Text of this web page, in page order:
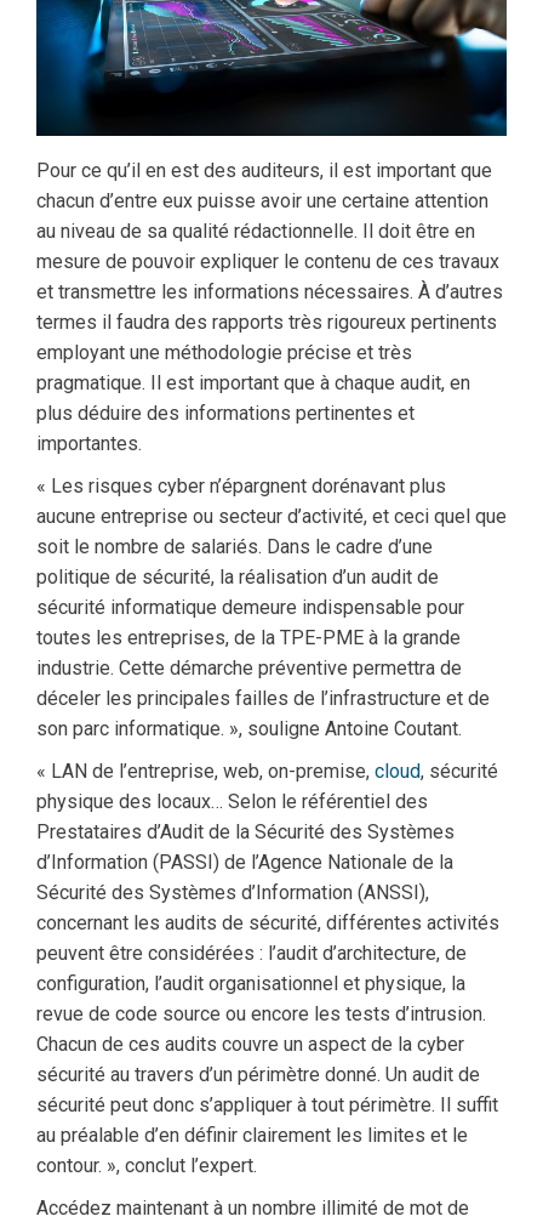
Pour ce qu’il en est des auditeurs, il est important que
chacun d’entre eux puisse avoir une certaine attention
au niveau de sa qualité rédactionnelle. Il doit être en
mesure de pouvoir expliquer le contenu de ces travaux
et transmettre les informations nécessaires. À d’autres
termes il faudra des rapports très rigoureux pertinents
employant une méthodologie précise et très
pragmatique. Il est important que à chaque audit, en
plus déduire des informations pertinentes et
importantes.
« Les risques cyber n’épargnent dorénavant plus
aucune entreprise ou secteur d’activité, et ceci quel que
soit le nombre de salariés. Dans le cadre d’une
politique de sécurité, la réalisation d’un audit de
sécurité informatique demeure indispensable pour
toutes les entreprises, de la TPE-PME à la grande
industrie. Cette démarche préventive permettra de
déceler les principales failles de l’infrastructure et de
son parc informatique. », souligne Antoine Coutant.
« LAN de l’entreprise, web, on-premise, cloud, sécurité
physique des locaux… Selon le référentiel des
Prestataires d’Audit de la Sécurité des Systèmes
d’Information (PASSI) de l’Agence Nationale de la
Sécurité des Systèmes d’Information (ANSSI),
concernant les audits de sécurité, différentes activités
peuvent être considérées : l’audit d’architecture, de
configuration, l’audit organisationnel et physique, la
revue de code source ou encore les tests d’intrusion.
Chacun de ces audits couvre un aspect de la cyber
sécurité au travers d’un périmètre donné. Un audit de
sécurité peut donc s’appliquer à tout périmètre. Il suffit
au préalable d’en définir clairement les limites et le
contour. », conclut l’expert.
Accédez maintenant à un nombre illimité de mot de